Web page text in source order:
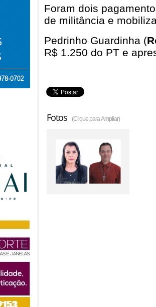
Foram dois
de militância e
Pedrinho Guardinha (
R$ 1.250 do PT e
Fotos (Clique para Ampliar)